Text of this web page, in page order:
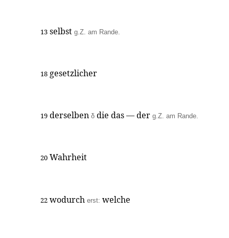
13 selbst g.Z. am Rande.
18 gesetzlicher
19 derselben δ die das — der g.Z. am Rande.
20 Wahrheit
22 wodurch erst: welche